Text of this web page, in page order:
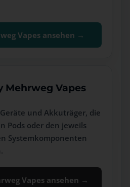
Vapes ansehen →
Mehrweg Vapes
und Akkuträger, die
Pods oder den jeweils
Systemkomponenten
Vapes ansehen →